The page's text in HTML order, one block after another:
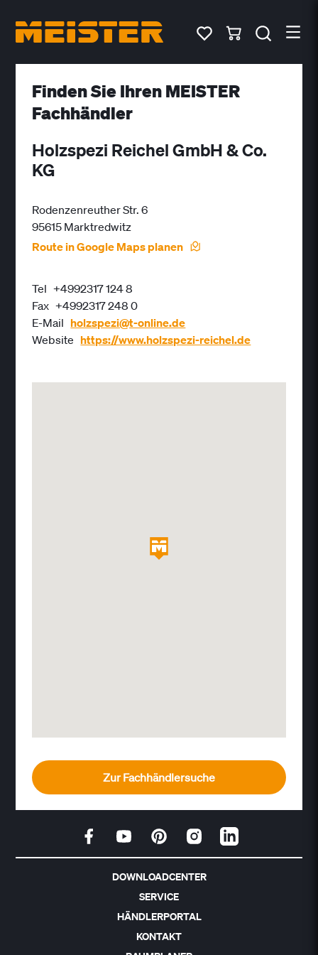
Finden Sie Ihren MEISTER
Fachhändler
Holzspezi Reichel GmbH & Co.
KG
Rodenzenreuther Str. 6
95615 Marktredwitz
Route in Google Maps planen
Tel +4992317 124 8
Fax +4992317 248 0
E-Mail holzspezi@t-online.de
Website https://www.holzspezi-reichel.de
Zur Fachhändlersuche
DOWNLOADCENTER
SERVICE
HÄNDLERPORTAL
KONTAKT